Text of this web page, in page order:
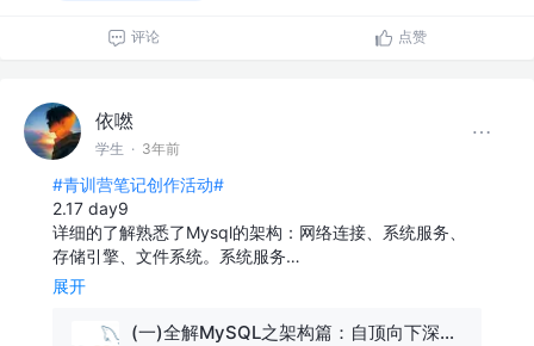
评论 点赞
依嘫
学生 · 3年前
#青训营笔记创作活动#
2.17 day9
详细的了解熟悉了Mysql的架构：网络连接、系统服务、
存储引擎、文件系统。系统服务…
展开
(一)全解MySQL之架构篇：自顶向下深入剖析MySQL整体架构！